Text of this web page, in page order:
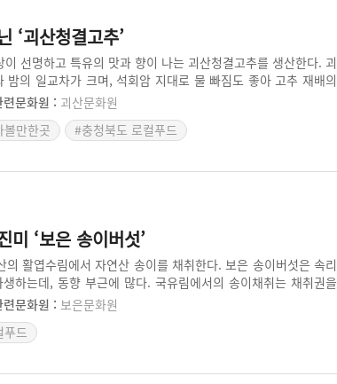
‘괴산청결고추’
선명하고 특유의 맛과 향이 나는 괴산청결고추를 생산한다. 괴
의 일교차가 크며, 석회암 지대로 물 빠짐도 좋아 고추 재배의
아니라 고춧가루 가공체계를 갖추어 고추 주산지로 자리매김하
하여 위생을 고려한 청결고추이다. 괴산군은 ‘고추산업특구’를
을 건립해 고추역사와 문화를 경험하는 장으로 활용 중이다.
련문화원 : 괴산문화원
만한곳 #충청북도 로컬푸드
미 ‘보은 송이버섯’
활엽수림에서 자연산 송이를 채취한다. 보은 송이버섯은 속리
하는데, 동향 부근에 많다. 국유림에서의 송이채취는 채취권을
취권을 얻은 개인들이 개별적으로 송이를 채취해 판매하고 있
도로 개인 채취 원칙이 지켜지고 있다. 추석 즈음에 보은에서는
수 있다.
련문화원 : 보은문화원
푸드